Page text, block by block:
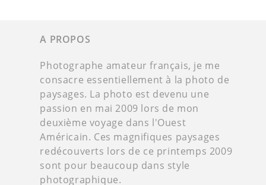
A PROPOS
Photographe amateur français, je me
consacre essentiellement à la photo de
paysages. La photo est devenu une
passion en mai 2009 lors de mon
deuxième voyage dans l'Ouest
Américain. Ces magnifiques paysages
redécouverts lors de ce printemps 2009
sont pour beaucoup dans style
photographique.